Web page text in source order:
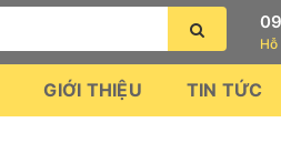
GIỚI THIỆU TIN TỨC